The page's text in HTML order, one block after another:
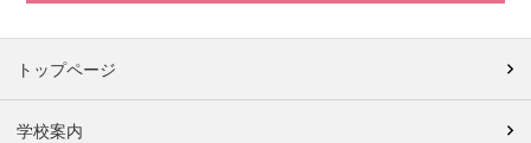
トップページ
学校案内